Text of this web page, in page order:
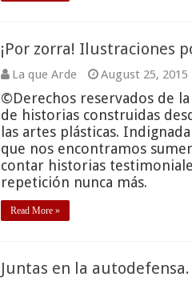
¡Por zorra! Ilustraciones
La que Arde August 25, 2015
©Derechos reservados de
de historias construidas
las artes plásticas.
que nos encontramos
contar historias
repetición nunca más.
Read More »
Juntas en la